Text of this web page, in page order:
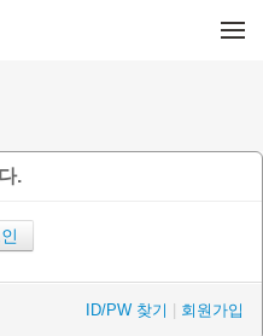
.
ID/PW 찾기 회원가입